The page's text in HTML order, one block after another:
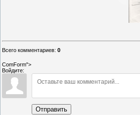
Всего комментариев: 0
ComForm">
Войдите:
Отправить